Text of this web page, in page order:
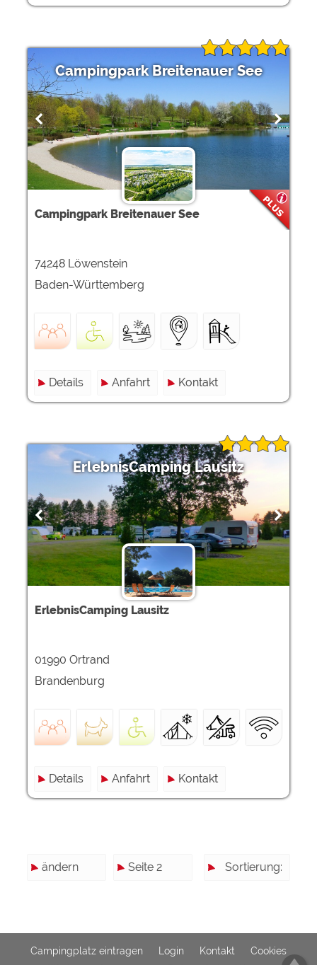
Campingpark Breitenauer See
Campingpark Breitenauer See
74248 Löwenstein
Baden-Württemberg
Details Anfahrt Kontakt
ErlebnisCamping Lausitz
ErlebnisCamping Lausitz
01990 Ortrand
Brandenburg
Details Anfahrt Kontakt
ändern Seite 2 Sortierung:
Campingplatz eintragen Login Kontakt
Cookies